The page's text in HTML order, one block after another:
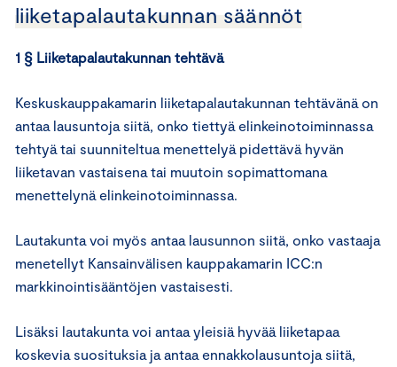
liiketapalautakunnan säännöt
1 § Liiketapalautakunnan tehtävä
Keskuskauppakamarin liiketapalautakunnan tehtävänä on
antaa lausuntoja siitä, onko tiettyä elinkeinotoiminnassa
tehtyä tai suunniteltua menettelyä pidettävä hyvän
liiketavan vastaisena tai muutoin sopimattomana
menettelynä elinkeinotoiminnassa.
Lautakunta voi myös antaa lausunnon siitä, onko vastaaja
menetellyt Kansainvälisen kauppakamarin ICC:n
markkinointisääntöjen vastaisesti.
Lisäksi lautakunta voi antaa yleisiä hyvää liiketapaa
koskevia suosituksia ja antaa ennakkolausuntoja siitä,